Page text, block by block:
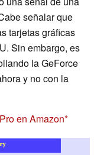
señalar que
tarjetas gráficas
Sin embargo, es
la GeForce
y no con la
en Amazon